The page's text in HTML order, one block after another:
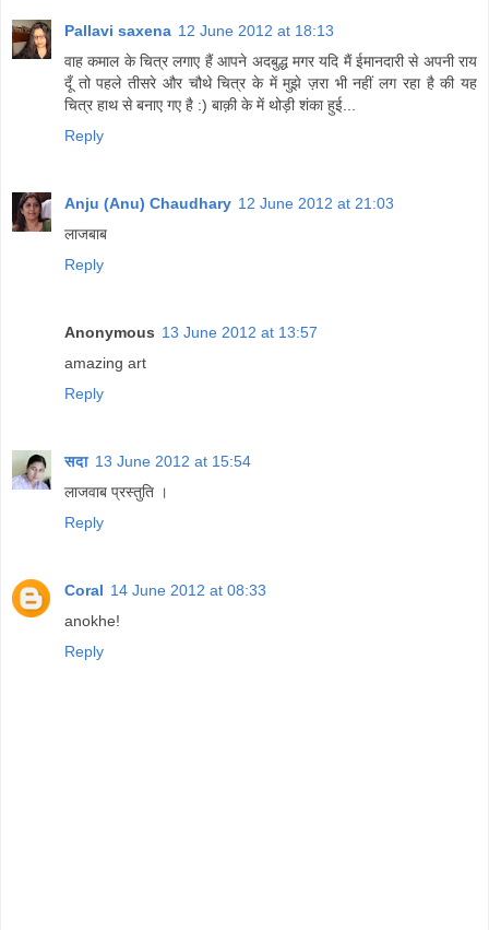
Pallavi saxena 12 June 2012 at 18:13
वाह कमाल के चित्र लगाए हैं आपने अदबुद्ध मगर यदि मैं ईमानदारी से अपनी राय
दूँ तो पहले तीसरे और चौथे चित्र के में मुझे ज़रा भी नहीं लग रहा है की यह
चित्र हाथ से बनाए गए है :) बाक़ी के में थोड़ी शंका हुई...
Reply
Anju (Anu) Chaudhary 12 June 2012 at 21:03
लाजबाब
Reply
Anonymous 13 June 2012 at 13:57
amazing art
Reply
सदा 13 June 2012 at 15:54
लाजवाब प्रस्‍त‍ुति ।
Reply
Coral 14 June 2012 at 08:33
anokhe!
Reply